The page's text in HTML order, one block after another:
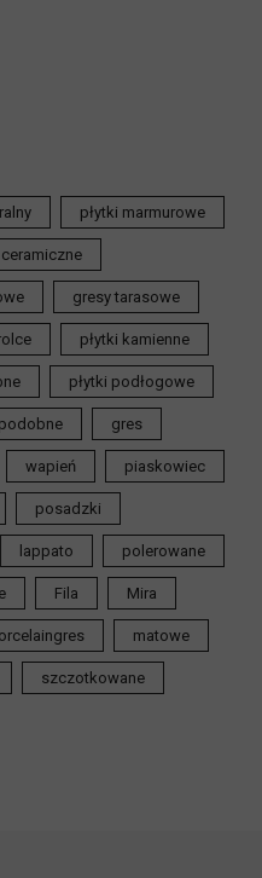
płytki marmurowe
ceramiczne
gresy tarasowe
płytki kamienne
płytki podłogowe
gres
wapień piaskowiec
posadzki
lappato polerowane
Fila Mira
matowe
szczotkowane